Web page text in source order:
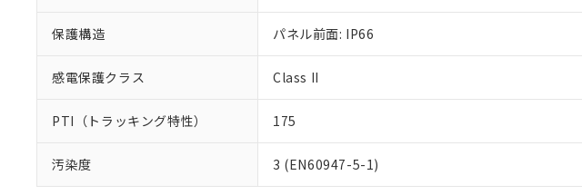
保護構造 パネル前面: IP66
感電保護クラス Class II
PTI（トラッキング特性） 175
汚染度 3 (EN60947-5-1)